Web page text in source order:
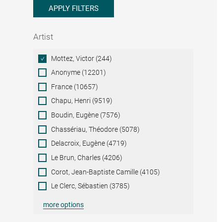
APPLY FILTERS
Artist
ArtistMottez, Victor (244)
Anonyme (12201)
France (10657)
Chapu, Henri (9519)
Boudin, Eugène (7576)
Chassériau, Théodore (5078)
Delacroix, Eugène (4719)
Le Brun, Charles (4206)
Corot, Jean-Baptiste Camille (4105)
Le Clerc, Sébastien (3785)
more options